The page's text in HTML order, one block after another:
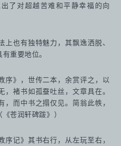
了对超越苦难和平静幸福的向
也有独特魅力，其飘逸洒脱、
重要地位。
》，世传二本，余赏评之，以
褚书如孤蚕吐丝，文章具在。
而中书之搨仅见。简翁此帙，
苍润轩碑跋》）
》其书右行，从左玩至右，